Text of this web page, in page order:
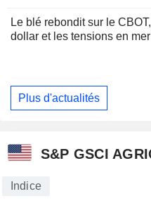
Le blé rebondit sur le
dollar et les tensions en
Plus d'actualités
S&P GSCI
Indice